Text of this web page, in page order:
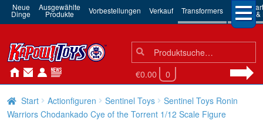
Neue
Dinge
Ausgewählte
Produkte Vorbestellungen Verkauf Transformers 3rd
Robots
Suchen
nach:
Suche
€0.00 0
Start Actionfiguren Sentinel Toys
Sentinel Toys Ronin
Warriors Chodankado Cye of the Torrent 1/12 Scale Figure